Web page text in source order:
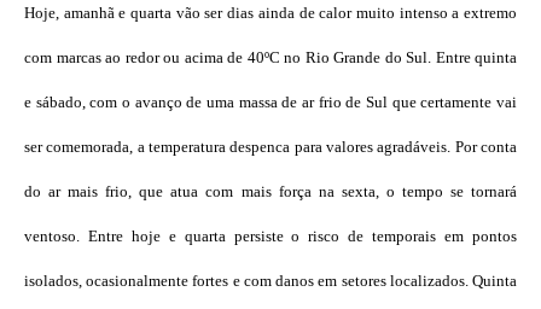
Hoje, amanhã e quarta vão ser dias ainda de calor muito intenso a extremo
com marcas ao redor ou acima de 40ºC no Rio Grande do Sul. Entre quinta
e sábado, com o avanço de uma massa de ar frio de Sul que certamente vai
ser comemorada, a temperatura despenca para valores agradáveis. Por conta
do ar mais frio, que atua com mais força na sexta, o tempo se tornará
ventoso. Entre hoje e quarta persiste o risco de temporais em pontos
isolados, ocasionalmente fortes e com danos em setores localizados. Quinta